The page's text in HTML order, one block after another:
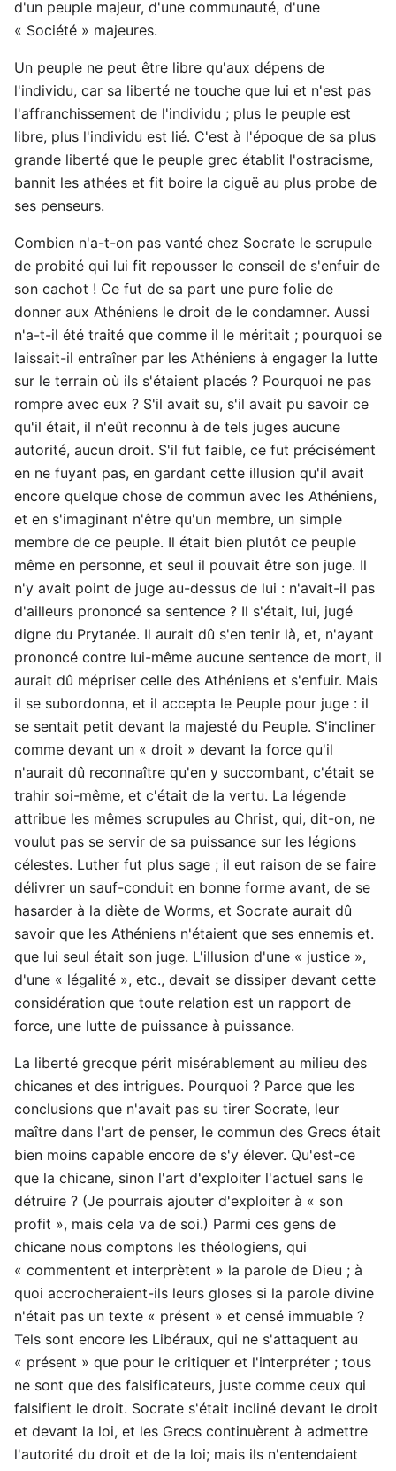
d'un peuple majeur, d'une communauté, d'une
« Société » majeures.
Un peuple ne peut être libre qu'aux dépens de
l'individu, car sa liberté ne touche que lui et n'est pas
l'affranchissement de l'individu ; plus le peuple est
libre, plus l'individu est lié. C'est à l'époque de sa plus
grande liberté que le peuple grec établit l'ostracisme,
bannit les athées et fit boire la ciguë au plus probe de
ses penseurs.
Combien n'a-t-on pas vanté chez Socrate le scrupule
de probité qui lui fit repousser le conseil de s'enfuir de
son cachot ! Ce fut de sa part une pure folie de
donner aux Athéniens le droit de le condamner. Aussi
n'a-t-il été traité que comme il le méritait ; pourquoi se
laissait-il entraîner par les Athéniens à engager la lutte
sur le terrain où ils s'étaient placés ? Pourquoi ne pas
rompre avec eux ? S'il avait su, s'il avait pu savoir ce
qu'il était, il n'eût reconnu à de tels juges aucune
autorité, aucun droit. S'il fut faible, ce fut précisément
en ne fuyant pas, en gardant cette illusion qu'il avait
encore quelque chose de commun avec les Athéniens,
et en s'imaginant n'être qu'un membre, un simple
membre de ce peuple. Il était bien plutôt ce peuple
même en personne, et seul il pouvait être son juge. Il
n'y avait point de juge au-dessus de lui : n'avait-il pas
d'ailleurs prononcé sa sentence ? Il s'était, lui, jugé
digne du Prytanée. Il aurait dû s'en tenir là, et, n'ayant
prononcé contre lui-même aucune sentence de mort, il
aurait dû mépriser celle des Athéniens et s'enfuir. Mais
il se subordonna, et il accepta le Peuple pour juge : il
se sentait petit devant la majesté du Peuple. S'incliner
comme devant un « droit » devant la force qu'il
n'aurait dû reconnaître qu'en y succombant, c'était se
trahir soi-même, et c'était de la vertu. La légende
attribue les mêmes scrupules au Christ, qui, dit-on, ne
voulut pas se servir de sa puissance sur les légions
célestes. Luther fut plus sage ; il eut raison de se faire
délivrer un sauf-conduit en bonne forme avant, de se
hasarder à la diète de Worms, et Socrate aurait dû
savoir que les Athéniens n'étaient que ses ennemis et.
que lui seul était son juge. L'illusion d'une « justice »,
d'une « légalité », etc., devait se dissiper devant cette
considération que toute relation est un rapport de
force, une lutte de puissance à puissance.
La liberté grecque périt misérablement au milieu des
chicanes et des intrigues. Pourquoi ? Parce que les
conclusions que n'avait pas su tirer Socrate, leur
maître dans l'art de penser, le commun des Grecs était
bien moins capable encore de s'y élever. Qu'est-ce
que la chicane, sinon l'art d'exploiter l'actuel sans le
détruire ? (Je pourrais ajouter d'exploiter à « son
profit », mais cela va de soi.) Parmi ces gens de
chicane nous comptons les théologiens, qui
« commentent et interprètent » la parole de Dieu ; à
quoi accrocheraient-ils leurs gloses si la parole divine
n'était pas un texte « présent » et censé immuable ?
Tels sont encore les Libéraux, qui ne s'attaquent au
« présent » que pour le critiquer et l'interpréter ; tous
ne sont que des falsificateurs, juste comme ceux qui
falsifient le droit. Socrate s'était incliné devant le droit
et devant la loi, et les Grecs continuèrent à admettre
l'autorité du droit et de la loi; mais ils n'entendaient